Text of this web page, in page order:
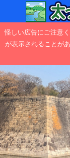
怪しい広告にご注意
が表示されることが